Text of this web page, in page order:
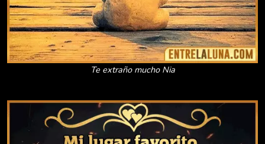
Te extraño mucho Nia